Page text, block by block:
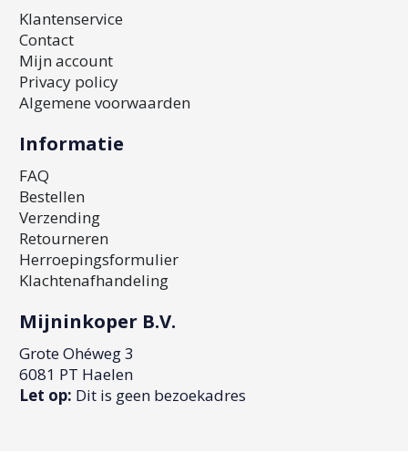
Klantenservice
Contact
Mijn account
Privacy policy
Algemene voorwaarden
Informatie
FAQ
Bestellen
Verzending
Retourneren
Herroepingsformulier
Klachtenafhandeling
Mijninkoper B.V.
Grote Ohéweg 3
6081 PT Haelen
Let op: Dit is geen bezoekadres